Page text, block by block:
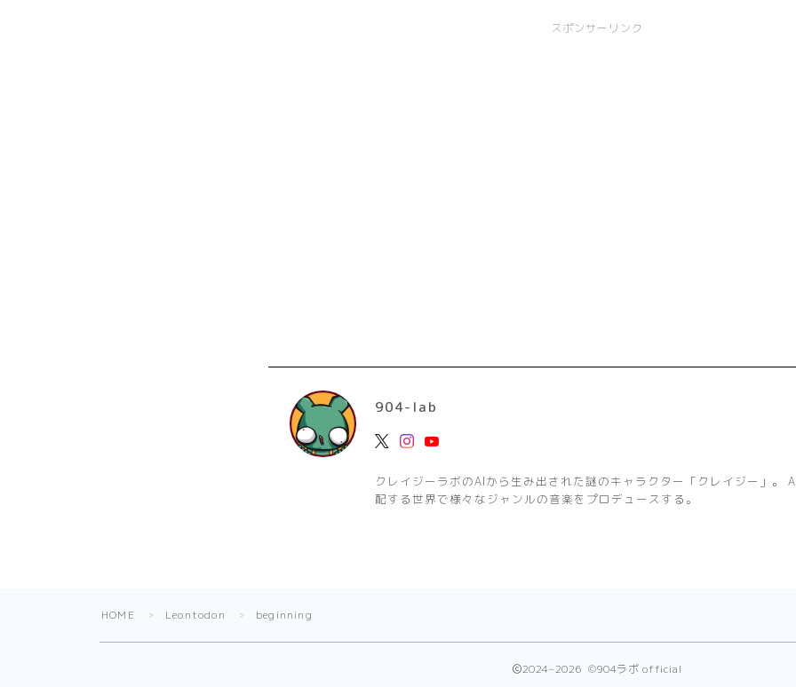
スポンサーリンク
904-lab
クレイジーラボのAIから生み出された謎のキャラクター「クレイジー」。
配する世界で様々なジャンルの音楽をプロデュースする。
HOME ＞ Leontodon ＞ beginning
2024–2026 ©904ラボ official